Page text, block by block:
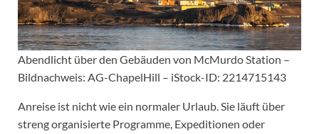
Abendlicht über den Gebäuden von McMurdo Station –
Bildnachweis: AG-ChapelHill – iStock-ID: 2214715143
Anreise ist nicht wie ein normaler Urlaub. Sie läuft über
streng organisierte Programme, Expeditionen oder